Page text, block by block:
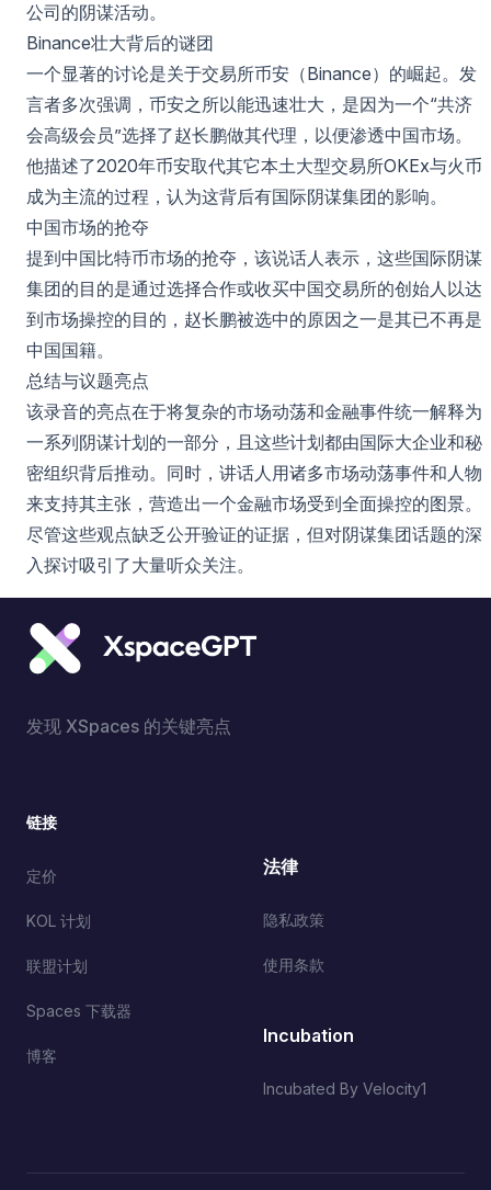
公司的阴谋活动。
Binance壮大背后的谜团
一个显著的讨论是关于交易所币安（Binance）的崛起。发
言者多次强调，币安之所以能迅速壮大，是因为一个“共济
会高级会员”选择了赵长鹏做其代理，以便渗透中国市场。
他描述了2020年币安取代其它本土大型交易所OKEx与火币
成为主流的过程，认为这背后有国际阴谋集团的影响。
中国市场的抢夺
提到中国比特币市场的抢夺，该说话人表示，这些国际阴谋
集团的目的是通过选择合作或收买中国交易所的创始人以达
到市场操控的目的，赵长鹏被选中的原因之一是其已不再是
中国国籍。
总结与议题亮点
该录音的亮点在于将复杂的市场动荡和金融事件统一解释为
一系列阴谋计划的一部分，且这些计划都由国际大企业和秘
密组织背后推动。同时，讲话人用诸多市场动荡事件和人物
来支持其主张，营造出一个金融市场受到全面操控的图景。
尽管这些观点缺乏公开验证的证据，但对阴谋集团话题的深
入探讨吸引了大量听众关注。
发现 XSpaces 的关键亮点
链接
定价
KOL 计划
联盟计划
Spaces 下载器
博客
法律
隐私政策
使用条款
Incubation
Incubated By Velocity1